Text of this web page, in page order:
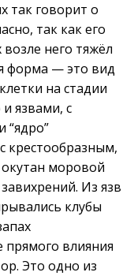
так говорит о
так как его
него тяжёл
форма — это вид
на стадии
язвами, с
“ядро”
крестообразным,
моровой
Из язв
клубы
прямого влияния
Это одно из